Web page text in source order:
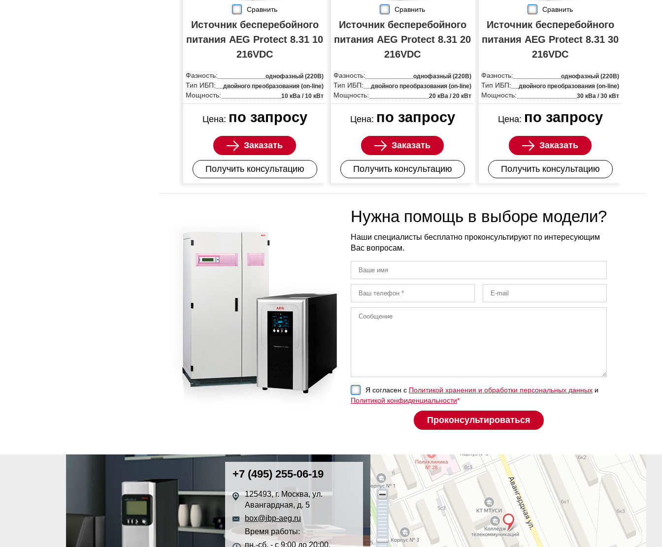
Сравнить
Источник бесперебойного
питания AEG Protect 8.31 10
216VDC
Фазность: однофазный (220В)
Тип ИБП: двойного преобразования (on-line)
Мощность: 10 кВа / 10 кВт
Цена: по запросу
Заказать
Получить консультацию
Сравнить
Источник бесперебойного
питания AEG Protect 8.31 20
216VDC
Фазность: однофазный (220В)
Тип ИБП: двойного преобразования (on-line)
Мощность: 20 кВа / 20 кВт
Цена: по запросу
Заказать
Получить консультацию
Сравнить
Источник бесперебойного
питания AEG Protect 8.31 30
216VDC
Фазность: однофазный (220В)
Тип ИБП: двойного преобразования (on-line)
Мощность: 30 кВа / 30 кВт
Цена: по запросу
Заказать
Получить консультацию
Нужна помощь в выборе модели?
Наши специалисты бесплатно проконсультируют по интересующим
Вас вопросам.
Я согласен с Политикой хранения и обработки персональных данных и
Политикой конфиденциальности*
+7 (495) 255-06-19
125493, г. Москва, ул.
Авангардная, д. 5
box@ibp-aeg.ru
Время работы:
пн.-сб. - с 9:00 до 20:00,